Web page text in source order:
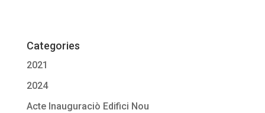
Categories
2021
2024
Acte Inauguraciò Edifici Nou